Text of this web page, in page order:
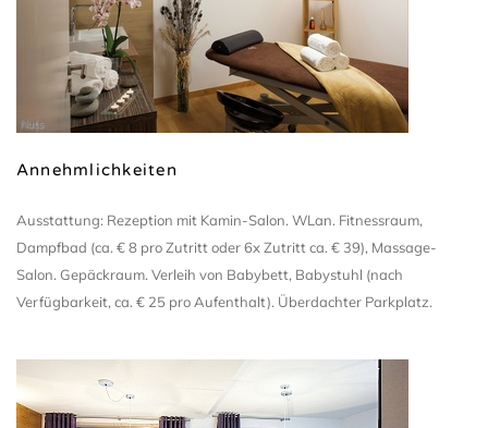
Nuts
Annehmlichkeiten
Ausstattung: Rezeption mit Kamin-Salon. WLan. Fitnessraum,
Dampfbad (ca. € 8 pro Zutritt oder 6x Zutritt ca. € 39), Massage-
Salon. Gepäckraum. Verleih von Babybett, Babystuhl (nach
Verfügbarkeit, ca. € 25 pro Aufenthalt). Überdachter Parkplatz.